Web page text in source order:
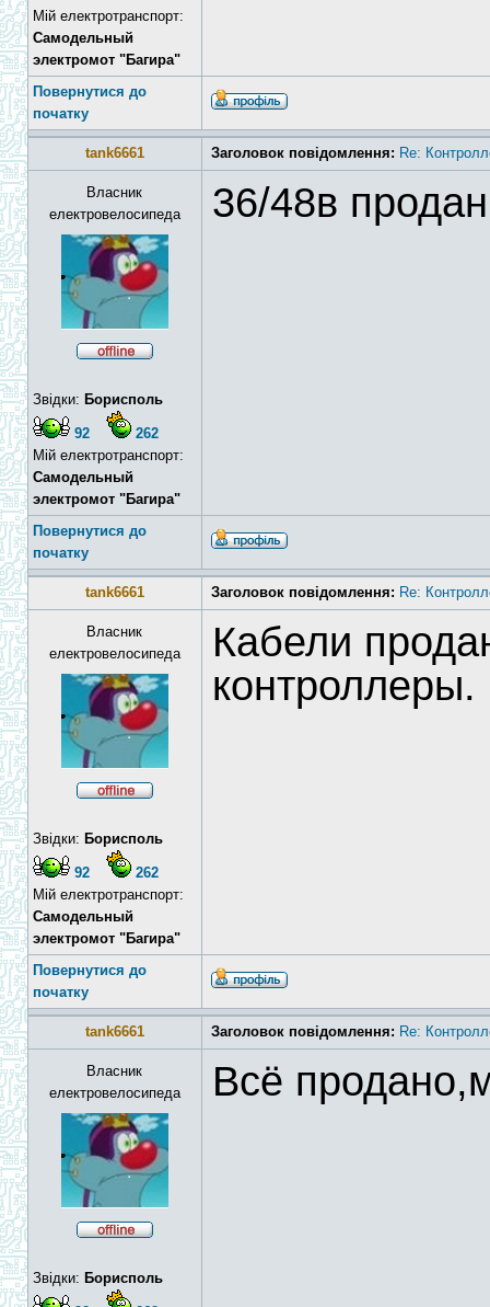
Мій електротранспорт:
Самодельный
электромот "Багира"
Повернутися до
початку
tank6661 Заголовок повідомлення: Re:
Власник
електровелосипеда
Звідки: Борисполь
92
262
Мій електротранспорт:
Самодельный
электромот "Багира"
36/48в
Повернутися до
початку
tank6661 Заголовок повідомлення: Re:
Власник
електровелосипеда
Звідки: Борисполь
92
262
Мій електротранспорт:
Самодельный
электромот "Багира"
Кабели
контроллеры.
Повернутися до
початку
tank6661 Заголовок повідомлення: Re:
Власник
електровелосипеда
Звідки: Борисполь
Всё